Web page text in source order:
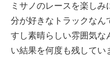
ミサノのレースを楽し
分が好きなトラックなん
すし素晴らしい雰囲気な
い結果を何度も残してい